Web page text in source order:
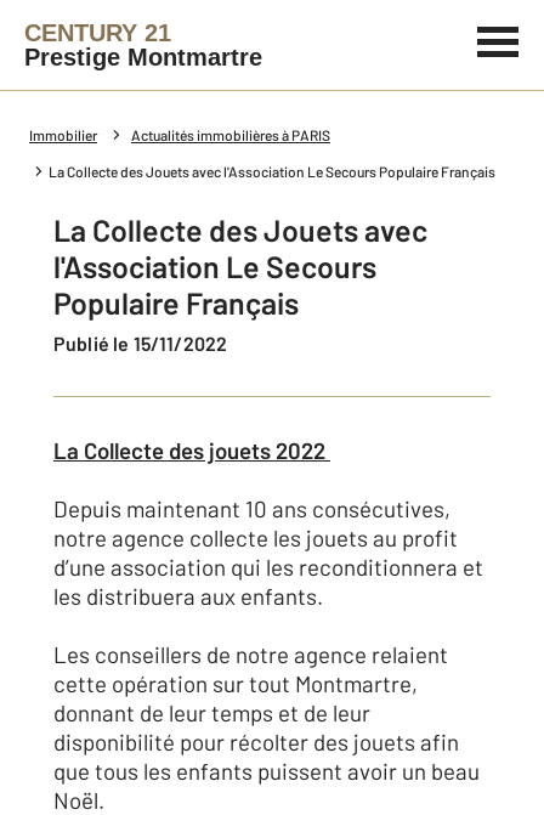
CENTURY 21
Prestige Montmartre
Immobilier Actualités immobilières à PARIS
La Collecte des Jouets avec l'Association Le Secours Populaire Français
La Collecte des Jouets avec
l'Association Le Secours
Populaire Français
Publié le 15/11/2022
La Collecte des jouets 2022
Depuis maintenant 10 ans consécutives,
notre agence collecte les jouets au profit
d’une association qui les reconditionnera et
les distribuera aux enfants.
Les conseillers de notre agence relaient
cette opération sur tout Montmartre,
donnant de leur temps et de leur
disponibilité pour récolter des jouets afin
que tous les enfants puissent avoir un beau
Noël.